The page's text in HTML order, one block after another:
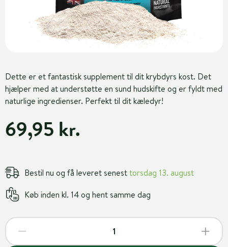
Dette er et fantastisk supplement til dit krybdyrs kost. Det
hjælper med at understøtte en sund hudskifte og er fyldt med
naturlige ingredienser. Perfekt til dit kæledyr!
69,95 kr.
Bestil nu og få leveret senesttorsdag 13. august
Køb inden kl. 14 og hent samme dag